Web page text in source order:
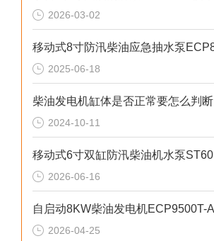
2026-03-02
2025-06-18
柴油发电机缸体是否正常要怎么判断
2024-10-11
2026-06-16
2026-04-25